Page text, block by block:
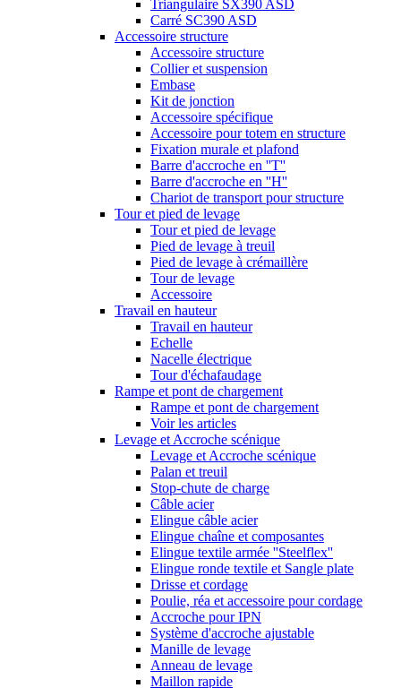
Triangulaire SX390 ASD
Carré SC390 ASD
Accessoire structure
Accessoire structure
Collier et suspension
Embase
Kit de jonction
Accessoire spécifique
Accessoire pour totem en structure
Fixation murale et plafond
Barre d'accroche en ''T''
Barre d'accroche en ''H''
Chariot de transport pour structure
Tour et pied de levage
Tour et pied de levage
Pied de levage à treuil
Pied de levage à crémaillère
Tour de levage
Accessoire
Travail en hauteur
Travail en hauteur
Echelle
Nacelle électrique
Tour d'échafaudage
Rampe et pont de chargement
Rampe et pont de chargement
Voir les articles
Levage et Accroche scénique
Levage et Accroche scénique
Palan et treuil
Stop-chute de charge
Câble acier
Elingue câble acier
Elingue chaîne et composantes
Elingue textile armée ''Steelflex''
Elingue ronde textile et Sangle plate
Drisse et cordage
Poulie, réa et accessoire pour cordage
Accroche pour IPN
Système d'accroche ajustable
Manille de levage
Anneau de levage
Maillon rapide